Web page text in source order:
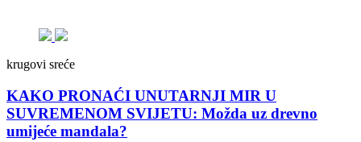
krugovi sreće
KAKO PRONAĆI UNUTARNJI MIR U
SUVREMENOM SVIJETU: Možda uz drevno
umijeće mandala?